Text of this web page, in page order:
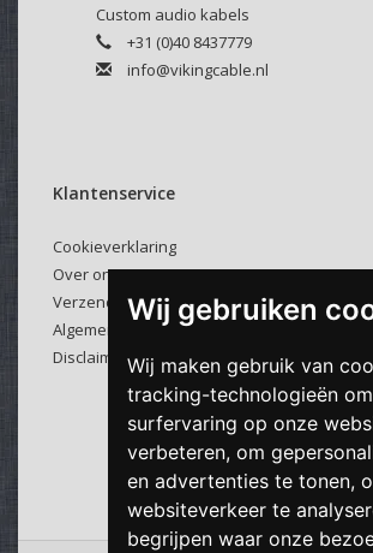
Wij gebruiken
Wij maken gebruik van
tracking-technologieën
surfervaring op onze
verbeteren, om
en advertenties te tonen,
websiteverkeer te
begrijpen waar onze
Custom audio kabels
+31 (0)40 8437779
info@vikingcable.nl
Klantenservice
Cookieverklaring
Over ons
Verzenden & retourneren
Algemene voorwaarden
Disclaimer